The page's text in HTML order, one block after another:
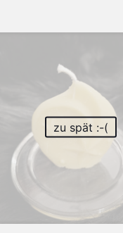
zu spät :-(